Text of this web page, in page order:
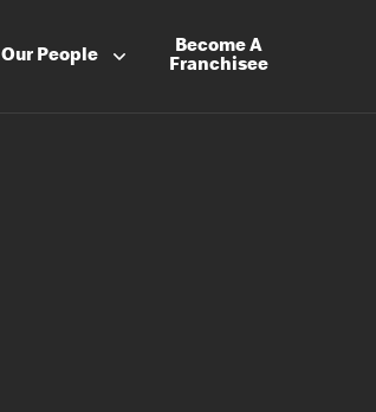
Our People
Become A
Franchisee